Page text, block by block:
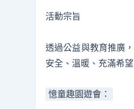
活動宗旨
透過公益與教育推廣
安全、溫暖、充滿希望
憶童趣園遊會：